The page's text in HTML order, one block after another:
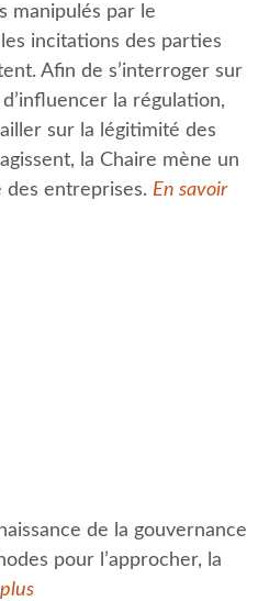
manipulés par le
incitations des parties
Afin de s’interroger sur
la régulation,
sur la légitimité des
la Chaire mène un
entreprises. En savoir
de la gouvernance
pour l’approcher, la